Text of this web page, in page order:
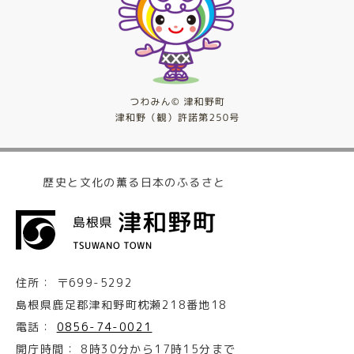
歴史と文化の薫る日本のふるさと
住所：
〒699-5292
島根県鹿足郡津和野町枕瀬218番地18
電話：
0856-74-0021
開庁時間：
8時30分から17時15分まで